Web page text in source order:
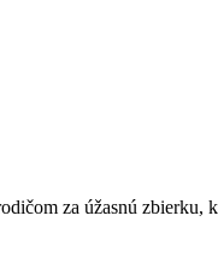
za úžasnú